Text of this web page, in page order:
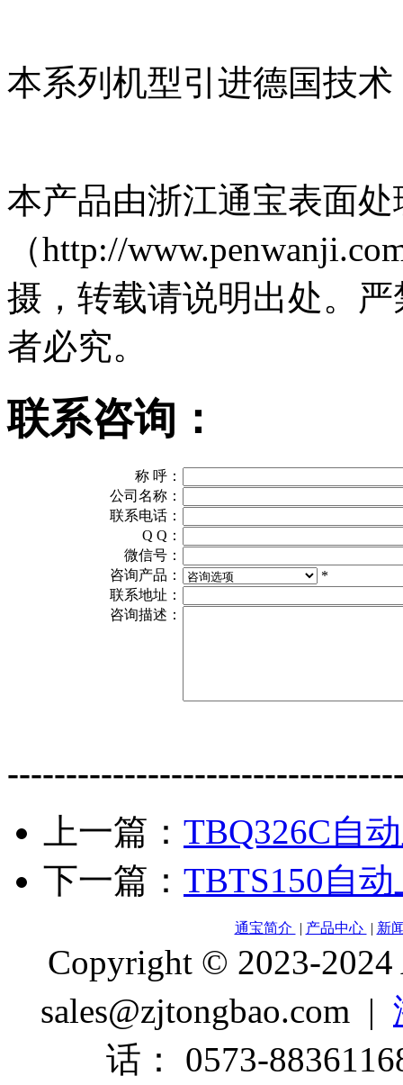
本系列机型引进德国技
本产品由浙江通宝表面
（http://
摄，转载请说明出处。
者必究。
联系咨询：
称 呼：
公司名称：
联系电话：
Q Q：
微信号：
咨询产品：
*
联系地址：
咨询描述：
上一篇： TBQ326C自
下一篇： TBTS150自
通宝简介 | 产品中心 | 新
Copyright © 2023-
sales@zjtongbao.com |
话： 0573-